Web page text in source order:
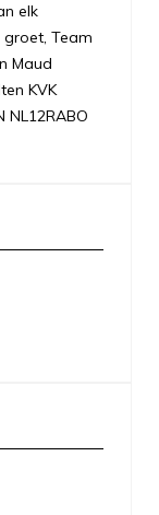
elk
Team
Maud
KVK
NL12RABO